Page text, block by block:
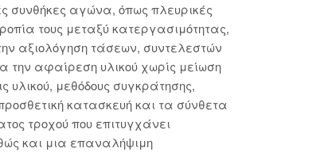
συνθήκες αγώνα, όπως πλευρικές
τους μεταξύ κατεργασιμότητας,
αξιολόγηση τάσεων, συντελεστών
την αφαίρεση υλικού χωρίς μείωση
μεθόδους συγκράτησης,
κατασκευή και τα σύνθετα
τροχού που επιτυγχάνει
και μια επαναλήψιμη